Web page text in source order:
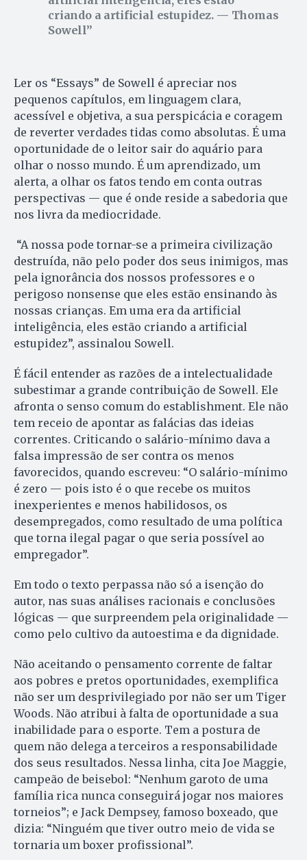
criando a artificial estupidez. — Thomas
Sowell
Ler os “Essays” de Sowell é apreciar nos
pequenos capítulos, em linguagem clara,
acessível e objetiva, a sua perspicácia e coragem
de reverter verdades tidas como absolutas. É uma
oportunidade de o leitor sair do aquário para
olhar o nosso mundo. É um aprendizado, um
alerta, a olhar os fatos tendo em conta outras
perspectivas — que é onde reside a sabedoria que
nos livra da mediocridade.
“A nossa pode tornar-se a primeira civilização
destruída, não pelo poder dos seus inimigos, mas
pela ignorância dos nossos professores e o
perigoso nonsense que eles estão ensinando às
nossas crianças. Em uma era da artificial
inteligência, eles estão criando a artificial
estupidez”, assinalou Sowell.
É fácil entender as razões de a intelectualidade
subestimar a grande contribuição de Sowell. Ele
afronta o senso comum do establishment. Ele não
tem receio de apontar as falácias das ideias
correntes. Criticando o salário-mínimo dava a
falsa impressão de ser contra os menos
favorecidos, quando escreveu: “O salário-mínimo
é zero — pois isto é o que recebe os muitos
inexperientes e menos habilidosos, os
desempregados, como resultado de uma política
que torna ilegal pagar o que seria possível ao
empregador”.
Em todo o texto perpassa não só a isenção do
autor, nas suas análises racionais e conclusões
lógicas — que surpreendem pela originalidade —
como pelo cultivo da autoestima e da dignidade.
Não aceitando o pensamento corrente de faltar
aos pobres e pretos oportunidades, exemplifica
não ser um desprivilegiado por não ser um Tiger
Woods. Não atribui à falta de oportunidade a sua
inabilidade para o esporte. Tem a postura de
quem não delega a terceiros a responsabilidade
dos seus resultados. Nessa linha, cita Joe Maggie,
campeão de beisebol: “Nenhum garoto de uma
família rica nunca conseguirá jogar nos maiores
torneios”; e Jack Dempsey, famoso boxeado, que
dizia: “Ninguém que tiver outro meio de vida se
tornaria um boxer profissional”.